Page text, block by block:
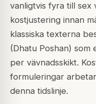
vanligtvis fyra till sex
kostjustering innan
klassiska texterna
(Dhatu Poshan) som
per vävnadsskikt.
formuleringar
denna tidslinje.